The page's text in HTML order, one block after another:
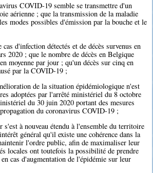
COVID-19 semble se transmettre d'un
aérienne ; que la transmission de la maladie
modes possibles d'émission par la bouche et le
d'infection détectés et de décès survenus en
2020 ; que le nombre de décès en Belgique
moyenne par jour ; qu'un décès sur cinq en
par la COVID-19 ;
de la situation épidémiologique n'est
adoptées par l'arrêté ministériel du 8 octobre
du 30 juin 2020 portant des mesures
du coronavirus COVID-19 ;
s'est à nouveau étendu à l'ensemble du territoire
général qu'il existe une cohérence dans la
l'ordre public, afin de maximaliser leur
locales ont toutefois la possibilité de prendre
cas d'augmentation de l'épidémie sur leur